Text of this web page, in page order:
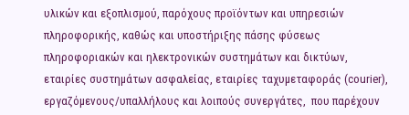
υλικών και εξοπλισμού, παρόχους προϊόντων και υπηρεσιών
πληροφορικής, καθώς και υποστήριξης πάσης φύσεως
πληροφοριακών και ηλεκτρονικών συστημάτων και δικτύων,
εταιρίες συστημάτων ασφαλείας, εταιρίες ταχυμεταφοράς (courier),
εργαζόμενους/υπαλλήλους και λοιπούς συνεργάτες, που παρέχουν